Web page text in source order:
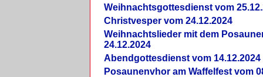
Weihnachtsgottesdienst vom
Christvesper vom 24.12.2024
Weihnachtslieder mit dem
24.12.2024
Abendgottesdienst vom 14.12.2024
Posaunenvhor am Waffelfest vom